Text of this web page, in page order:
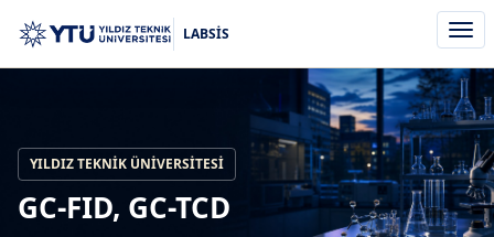
aç/
LABSİS
YILDIZ TEKNIK ÜNIVERSITESI
GC-FID, GC-TCD